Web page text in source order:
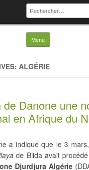
Rechercher :
Menu Skip to
ALGÉRIE
de Danone une
en Afrique du
a indiqué que le 3
de Blida avait
Djurdjura Algérie